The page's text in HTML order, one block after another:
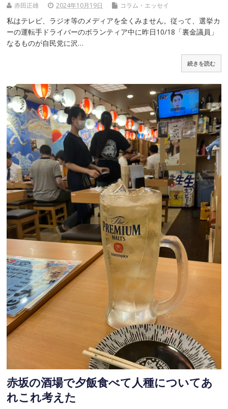
赤田正雄 2024年10月19日 コラム・エッセイ
私はテレビ、ラジオ等のメディアを全くみません。従って、選挙カ
ーの運転手ドライバーのボランティア中に昨日10/18「裏金議員」
なるものが自民党に沢…
続きを読む
赤坂の酒場で夕飯食べて人種についてあ
れこれ考えた